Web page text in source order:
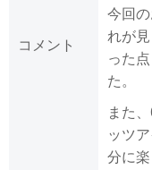
コメント
今回
れが
った
た。
また
ッツ
分に楽